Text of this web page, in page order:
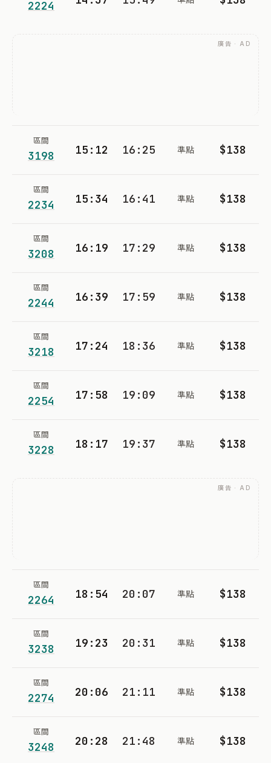
2224
廣告 · AD
區間
3198 15:12 16:25 準點 $138
區間
2234 15:34 16:41 準點 $138
區間
3208 16:19 17:29 準點 $138
區間
2244 16:39 17:59 準點 $138
區間
3218 17:24 18:36 準點 $138
區間
2254 17:58 19:09 準點 $138
區間
3228 18:17 19:37 準點 $138
廣告 · AD
區間
2264 18:54 20:07 準點 $138
區間
3238 19:23 20:31 準點 $138
區間
2274 20:06 21:11 準點 $138
區間
3248 20:28 21:48 準點 $138